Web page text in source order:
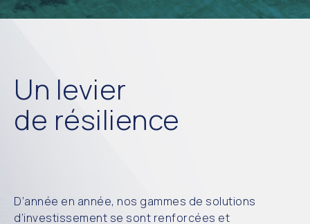
Un levier
de résilience
D’année en année, nos gammes de solutions
d’investissement se sont renforcées et